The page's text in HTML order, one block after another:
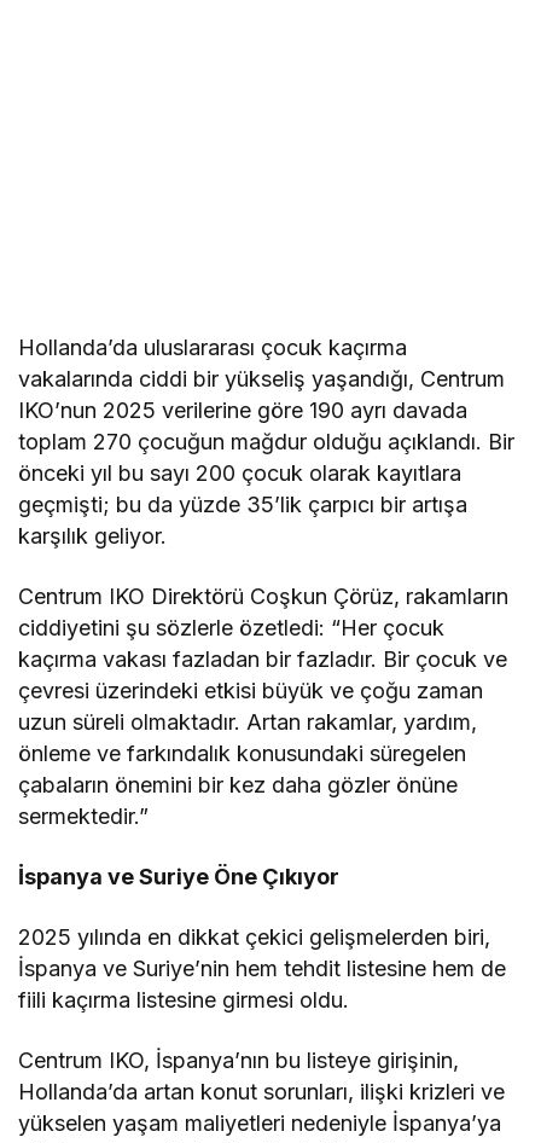
Hollanda’da uluslararası çocuk kaçırma
vakalarında ciddi bir yükseliş yaşandığı, Centrum
IKO’nun 2025 verilerine göre 190 ayrı davada
toplam 270 çocuğun mağdur olduğu açıklandı. Bir
önceki yıl bu sayı 200 çocuk olarak kayıtlara
geçmişti; bu da yüzde 35’lik çarpıcı bir artışa
karşılık geliyor.
Centrum IKO Direktörü Coşkun Çörüz, rakamların
ciddiyetini şu sözlerle özetledi: “Her çocuk
kaçırma vakası fazladan bir fazladır. Bir çocuk ve
çevresi üzerindeki etkisi büyük ve çoğu zaman
uzun süreli olmaktadır. Artan rakamlar, yardım,
önleme ve farkındalık konusundaki süregelen
çabaların önemini bir kez daha gözler önüne
sermektedir.”
İspanya ve Suriye Öne Çıkıyor
2025 yılında en dikkat çekici gelişmelerden biri,
İspanya ve Suriye’nin hem tehdit listesine hem de
fiili kaçırma listesine girmesi oldu.
Centrum IKO, İspanya’nın bu listeye girişinin,
Hollanda’da artan konut sorunları, ilişki krizleri ve
yükselen yaşam maliyetleri nedeniyle İspanya’ya